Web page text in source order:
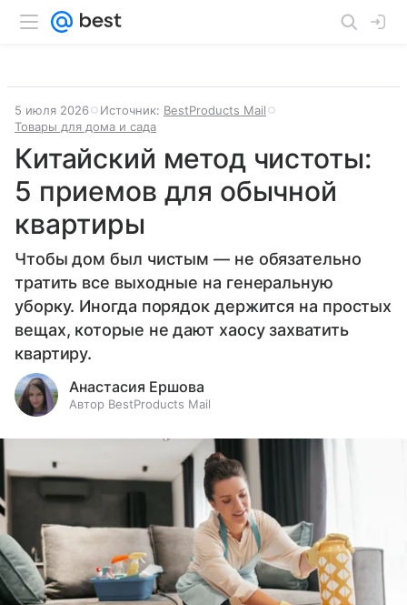
5 июля 2026 Источник: BestProducts Mail
Товары для дома и сада
Китайский метод чистоты:
5 приемов для обычной
квартиры
Чтобы дом был чистым — не обязательно
тратить все выходные на генеральную
уборку. Иногда порядок держится на простых
вещах, которые не дают хаосу захватить
квартиру.
Анастасия Ершова
Автор BestProducts Mail